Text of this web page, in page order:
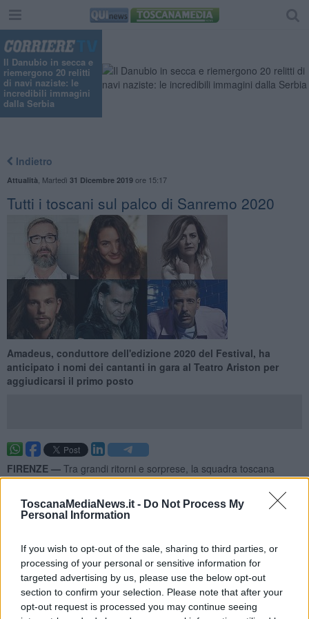
ToscanaMediaNews.it - Do Not Process My
Personal Information
If you wish to opt-out of the sale, sharing to third parties, or
processing of your personal or sensitive information for
targeted advertising by us, please use the below opt-out
section to confirm your selection. Please note that after your
opt-out request is processed you may continue seeing
Il Danubio in secca e
riemergono 20 relitti
di navi naziste: le
incredibili immagini
dalla Serbia
Indietro
Attualità Martedì 31 Dicembre 2019ore 15:17
Tutti i toscani sul palco di Sanremo 2020
Amadeus, conduttore dell'edizione 2020 del Festival, ha
anticipato i nomi dei cantanti in gara al Teatro Ariston per
aggiudicarsi il primo posto
FIRENZE — Tra grandi ritorni e sorprese, la squadra toscana
pronta a partire per il Festival di Sanremo presenta dei nomi di alto
spessore. Ad anticipare gli sfidanti che si contenderanno il titolo è
stato lo stesso presentatore, Amadeus, con una intervista rilasciata
a La Repubblica.
Preparano le loro performance i fiorentiniIrene Grandi, Marco
Masini
Piero Pelù ma ci sono anche il carrarese Francesco
Gabbani
il livorneseEnrico Nigiotti
, mentre tra le nuove proposte
c'è la piombineseTecla Insolia.